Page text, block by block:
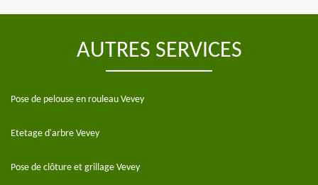
AUTRES SERVICES
Pose de pelouse en rouleau Vevey
Etetage d'arbre Vevey
Pose de clôture et grillage Vevey